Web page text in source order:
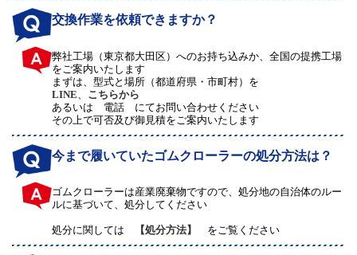
交換作業を依頼できますか？
弊社工場（東京都大田区）へのお持ち込みか、全国の提携工場
をご案内いたします
まずは、型式と場所（都道府県・市町村）を
LINE
こちらから
あるいは 電話 にてお問い合わせください
その上で可否及び御見積をご案内いたします
今まで履いていたゴムクローラーの処分方法は？
ゴムクローラーは産業廃棄物ですので、処分地の自治体のルー
ルに基づいて、処分してください
処分に関しては 【処分方法】 をご覧ください